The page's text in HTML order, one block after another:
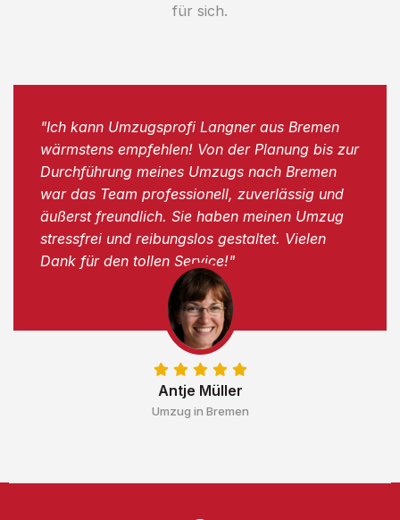
für sich.
Antje Müller
Umzug in Bremen
"Ich kann Umzugsprofi Langner aus Bremen
wärmstens empfehlen! Von der Planung bis zur
Durchführung meines Umzugs nach Bremen
war das Team professionell, zuverlässig und
äußerst freundlich. Sie haben meinen Umzug
stressfrei und reibungslos gestaltet. Vielen
Dank für den tollen Service!"